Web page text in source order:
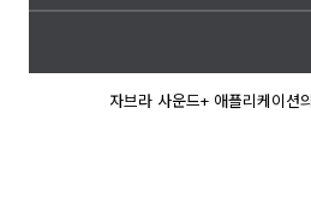
자브라 사운드+ 애플리케이션